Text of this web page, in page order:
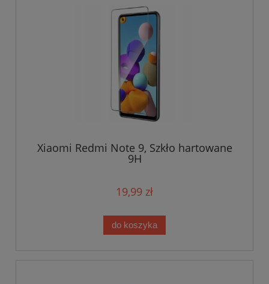
Xiaomi Redmi Note 9, Szkło hartowane
9H
19,99 zł
do koszyka